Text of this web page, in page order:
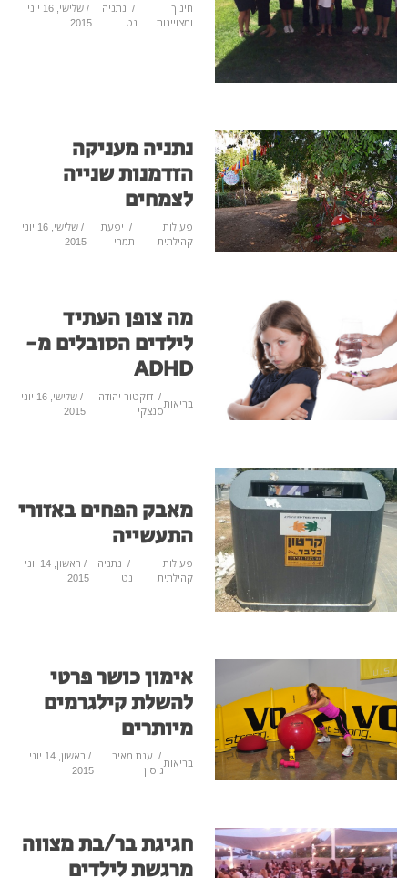
חינוך
ומצויינות
/נתניה
נט
2015
נתניה מעניקה
הזדמנות שנייה
לצמחים
פעילות
קהילתית
/יפעת
תמרי
/ שלישי, 16 יוני
2015
מה צופן העתיד
לילדים הסובלים מ-
ADHD
בריאות
/דוקטור יהודה
סנצקי
/ שלישי, 16 יוני
2015
מאבק הפחים באזורי
התעשייה
פעילות
/נתניה
נט
2015
אימון כושר פרטי
להשלת קילגרמים
מיותרים
בריאות
/ענת מאיר
גיסין
/ ראשון, 14 יוני
2015
חגיגת בר/בת מצווה
מרגשת לילדים